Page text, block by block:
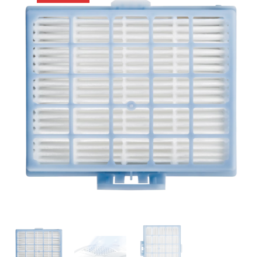
🔍